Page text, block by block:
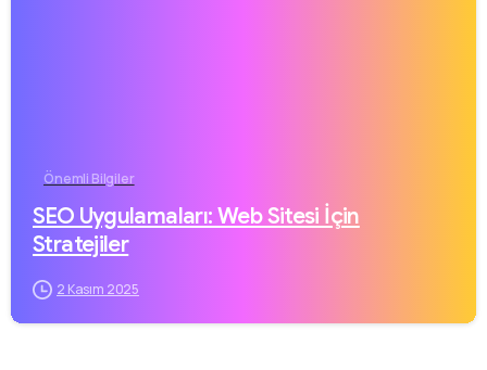
Önemli Bilgiler
SEO Uygulamaları: Web Sitesi İçin
Stratejiler
2 Kasım 2025